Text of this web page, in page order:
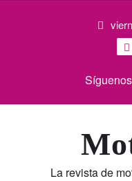
Síguenos
La revista de